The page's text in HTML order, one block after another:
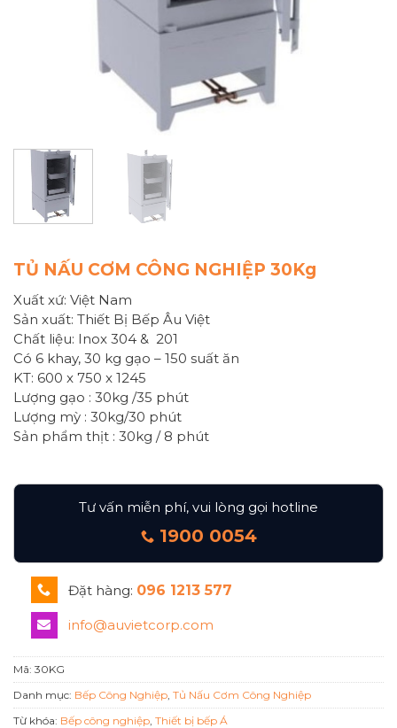
TỦ NẤU CƠM CÔNG NGHIỆP 30Kg
Xuất xứ: Việt Nam
Sản xuất: Thiết Bị Bếp Âu Việt
Chất liệu: Inox 304 & 201
Có 6 khay, 30 kg gạo – 150 suất ăn
KT: 600 x 750 x 1245
Lượng gạo : 30kg /35 phút
Lượng mỳ : 30kg/30 phút
Sản phẩm thịt : 30kg / 8 phút
Tư vấn miễn phí, vui lòng gọi hotline
1900 0054
Đặt hàng: 096 1213 577
info@auvietcorp.com
Mã: 30KG
Danh mục: Bếp Công Nghiệp Tủ Nấu Cơm Công Nghiệp
Từ khóa: Bếp công nghiệp Thiết bị bếp Á